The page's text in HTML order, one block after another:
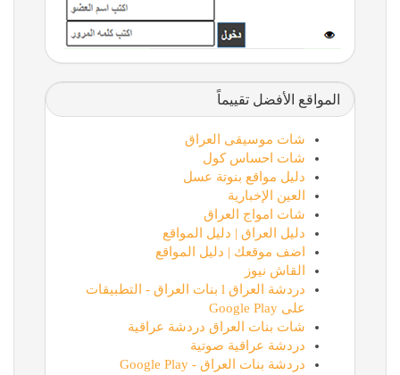
المواقع الأفضل تقييماً
شات موسيقى العراق
شات احساس كول
دليل مواقع بنوتة عسل
العين الإخبارية
شات امواج العراق
دليل العراق | دليل المواقع
اضف موقعك | دليل المواقع
القاش نيوز
دردشة العراق l بنات العراق - التطبيقات
على Google Play
شات بنات العراق دردشة عراقية
دردشة عراقية صوتية
دردشة بنات العراق - Google Play